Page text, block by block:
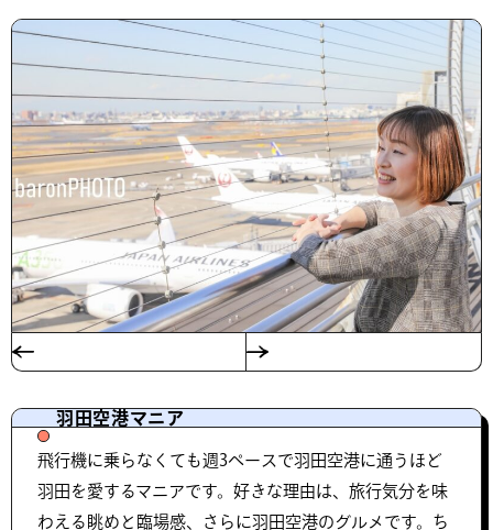
羽田空港マニア
飛行機に乗らなくても週3ペースで羽田空港に通うほど
羽田を愛するマニアです。好きな理由は、旅行気分を味
わえる眺めと臨場感、さらに羽田空港のグルメです。ち